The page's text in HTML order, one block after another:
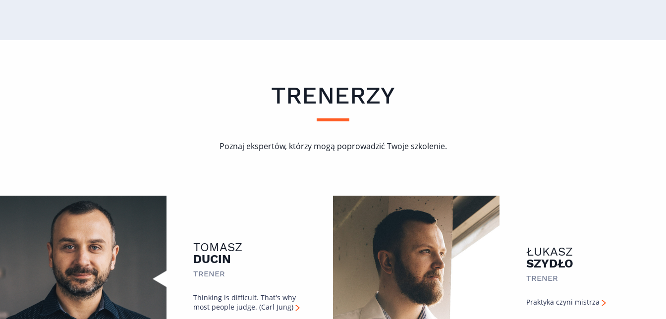
TRENERZY
Poznaj ekspertów, którzy mogą poprowadzić Twoje szkolenie.
TOMASZ
DUCIN
TRENER
Thinking is difficult. That's why
most people judge. (Carl Jung)
ŁUKASZ
SZYDŁO
TRENER
Praktyka czyni mistrza